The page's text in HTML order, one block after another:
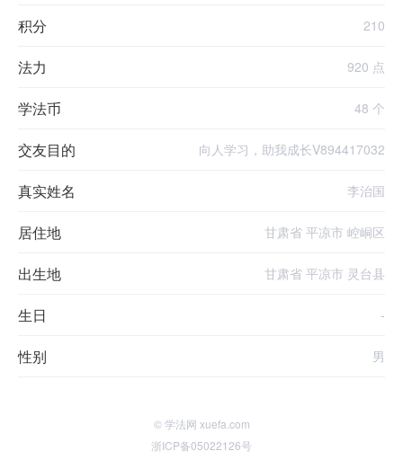
积分 210
法力 920 点
学法币 48 个
交友目的 向人学习，助我成长V894417032
真实姓名 李治国
居住地 甘肃省 平凉市 崆峒区
出生地 甘肃省 平凉市 灵台县
生日 -
性别 男
© 学法网 xuefa.com
浙ICP备05022126号